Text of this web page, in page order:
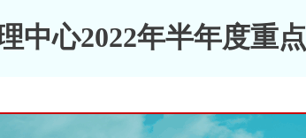
中心2022年半年度重